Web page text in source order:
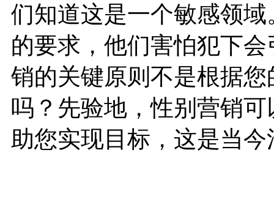
们知道这是一个敏感领
的要求，他们害怕犯下
销的关键原则不是根据
吗？先验地，性别营销
助您实现目标，这是当